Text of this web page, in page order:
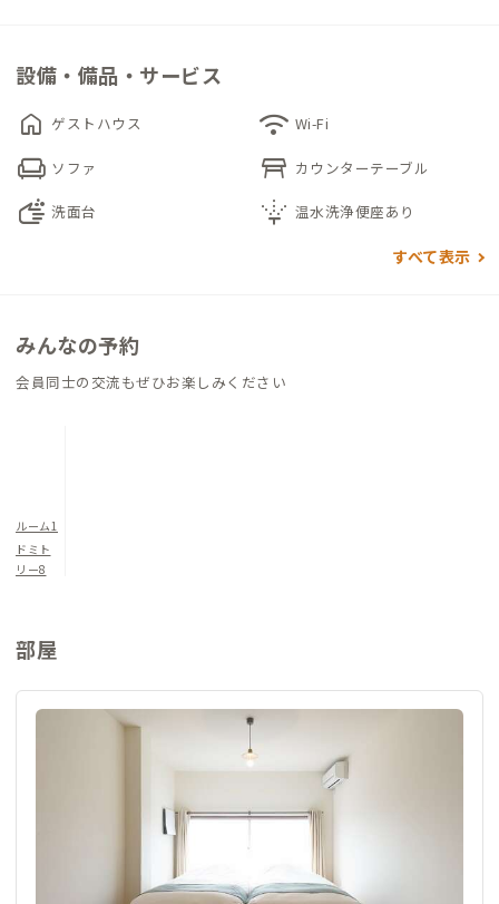
設備・備品・サービス
home ゲストハウス wifi Wi-Fi
chair ソファ table_restaurant カウンターテーブル
soap 洗面台 sprinkler 温水洗浄便座あり
すべて表示
みんなの予約
会員同士の交流もぜひお楽しみください
ルーム1
ドミト
リー8
部屋